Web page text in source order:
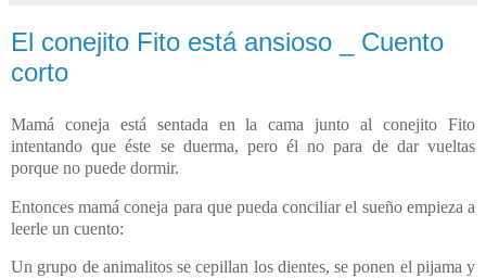
El conejito Fito está ansioso _ Cuento
corto
Mamá coneja está sentada en la cama junto al conejito Fito
intentando que éste se duerma, pero él no para de dar vueltas
porque no puede dormir.
Entonces mamá coneja para que pueda conciliar el sueño empieza a
leerle un cuento:
Un grupo de animalitos se cepillan los dientes, se ponen el pijama y